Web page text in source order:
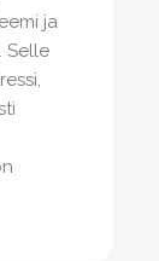
ja
Selle